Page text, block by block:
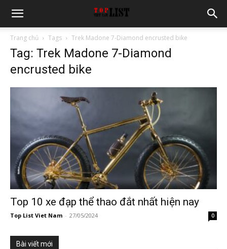
Trang chủ Tags Trek Madone 7-Diamond encrusted bike
Tag: Trek Madone 7-Diamond
encrusted bike
Top 10 xe đạp thể thao đắt nhất hiện nay
Top List Viet Nam - 27/05/2024 0
Bài viết mới